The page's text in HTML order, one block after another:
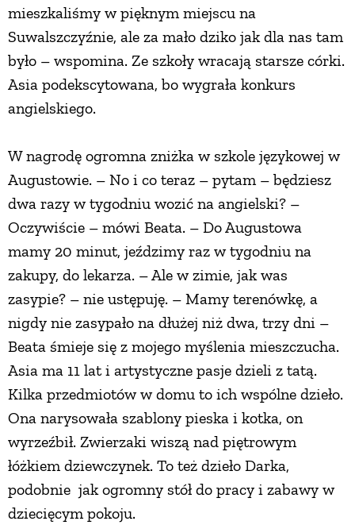
mieszkaliśmy w pięknym miejscu na
Suwalszczyźnie, ale za mało dziko jak dla nas tam
było – wspomina. Ze szkoły wracają starsze córki.
Asia podekscytowana, bo wygrała konkurs
angielskiego.
W nagrodę ogromna zniżka w szkole językowej w
Augustowie. – No i co teraz – pytam – będziesz
dwa razy w tygodniu wozić na angielski? –
Oczywiście – mówi Beata. – Do Augustowa
mamy 20 minut, jeździmy raz w tygodniu na
zakupy, do lekarza. – Ale w zimie, jak was
zasypie? – nie ustępuję. – Mamy terenówkę, a
nigdy nie zasypało na dłużej niż dwa, trzy dni –
Beata śmieje się z mojego myślenia mieszczucha.
Asia ma 11 lat i artystyczne pasje dzieli z tatą.
Kilka przedmiotów w domu to ich wspólne dzieło.
Ona narysowała szablony pieska i kotka, on
wyrzeźbił. Zwierzaki wiszą nad piętrowym
łóżkiem dziewczynek. To też dzieło Darka,
podobnie jak ogromny stół do pracy i zabawy w
dziecięcym pokoju.